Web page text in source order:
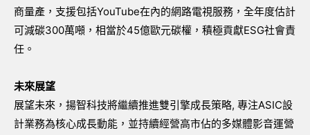
商量產，支援包括YouTube在內的網路電視服務，全年度估計
可減碳300萬噸，相當於45億歐元碳權，積極貢獻ESG社會責
任。
未來展望
展望未來，揚智科技將繼續推進雙引擎成長策略, 專注ASIC設
計業務為核心成長動能，並持續經營高市佔的多媒體影音運營